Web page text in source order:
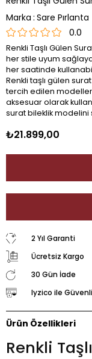
Marka : Sare Pırlanta
0.0
Renkli Taşlı Gülen
her stile uyum
her saatinde
Renkli taşlı gülen
tercih edilen
aksesuar olarak
surat bileklik modelini
₺21.899,00
2 Yıl Garanti
Ücretsiz Kargo
30 Gün İade
Iyzico ile
Ürün Özellikleri
Renkli